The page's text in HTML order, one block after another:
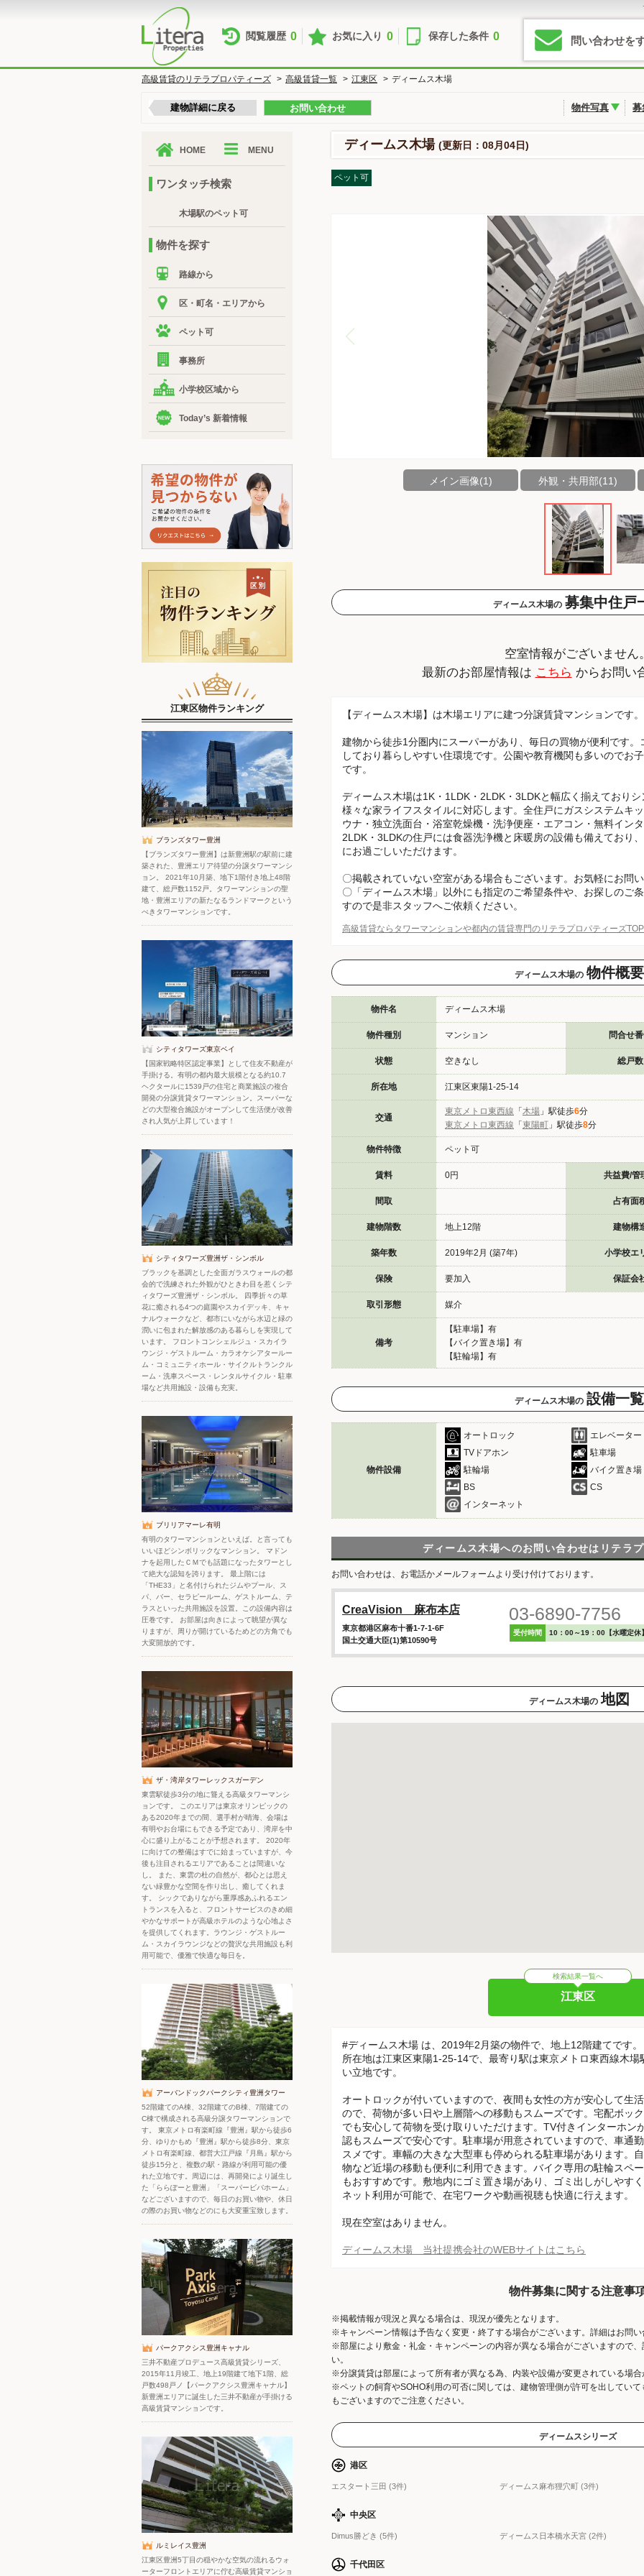
閲覧履歴 0 お気に入り 0 保存した条件 0 問い合わせを
高級賃貸のリテラプロパティーズ > 高級賃貸一覧 > 江東区 > ディームス木場
建物詳細に戻る お問い合わせ 物件写真 募
ディームス木場 (更新日：08月04日)
ペット可
メイン画像(1) 外観・共用部(11)
ディームス木場の 募集中住戸
空室情報がございません
最新のお部屋情報は こちら からお問い
【ディームス木場】は木場エリアに建つ分譲賃貸マンションです。
建物から徒歩1分圏内にスーパーがあり、毎日の買物が便利です
しており暮らしやすい住環境です。公園や教育機関も多いのでお
です。
ディームス木場は1K・1LDK・2LDK・3LDKと幅広く揃えており
様々な家ライフスタイルに対応します。全住戸にガスシステムキ
ウナ・独立洗面台・浴室乾燥機・洗浄便座・エアコン・無料イン
2LDK・3LDKの住戸には食器洗浄機と床暖房の設備も備えており
にお過ごしいただけます。
〇掲載されていない空室がある場合もございます。お気軽にお問
〇「ディームス木場」以外にも指定のご希望条件や、お探しのご
すので是非スタッフへご依頼ください。
高級賃貸ならタワーマンションや都内の賃貸専門のリテラプロパティーズ
ディームス木場の 物件概要
物件名 ディームス木場
物件種別 マンション 問合せ
状態 空きなし 総戸数
所在地 江東区東陽1-25-14
交通
東京メトロ東西線 「木場 」駅徒歩6分
東京メトロ東西線 「東陽町 」駅徒歩8分
物件特徴 ペット可
賃料 0円 共益費/管
間取 占有面
建物階数 地上12階 建物構
築年数 2019年2月 (築7年) 小学校エ
保険 要加入 保証会
取引形態 媒介
備考
【駐車場】有
【バイク置き場】有
【駐輪場】有
ディームス木場の 設備一覧
物件設備
オートロック
エレベーター
TVドアホン
駐車場
駐輪場
バイク置き場
BS
CS
インターネット
ディームス木場へのお問い合わせは リテラ
お問い合わせは、お電話かメールフォームより受け付けております。
CreaVision 麻布本店
東京都港区麻布十番1-7-1-6F
国土交通大臣(1)第10590号
03-6890-7756
受付時間 10：00～19：00【水曜定休
ディームス木場の 地図
検索結果一覧へ
江東区
#ディームス木場 は、2019年2月築の物件で、地上12階建てです。
所在地は江東区東陽1-25-14で、最寄り駅は東京メトロ東西線木
い立地です。
オートロックが付いていますので、夜間も女性の方が安心して生
ので、荷物が多い日や上層階への移動もスムーズです。宅配ボッ
でも安心して荷物を受け取りいただけます。TV付きインターホン
認もスムーズで安心です。駐車場が用意されていますので、車通
スメです。車幅の大きな大型車も停められる駐車場があります。
物など近場の移動も便利に利用できます。バイク専用の駐輪スペ
もおすすめです。敷地内にゴミ置き場があり、ゴミ出しがしやす
ネット利用が可能で、在宅ワークや動画視聴も快適に行えます。
現在空室はありません。
ディームス木場 当社提携会社のWEBサイトはこちら
物件募集に関する注意事
※掲載情報が現況と異なる場合は、現況が優先となります。
※キャンペーン情報は予告なく変更・終了する場合がございます。詳細はお問
※部屋により敷金・礼金・キャンペーンの内容が異なる場合がございますので
い。
※分譲賃貸は部屋によって所有者が異なる為、内装や設備が変更されている場
※ペットの飼育やSOHO利用の可否に関しては、建物管理側が許可を出してい
もございますのでご注意ください。
ディームスシリーズ
港区
エスタート三田 (3件) ディームス麻布狸穴町 (3件)
中央区
Dimus勝どき (5件) ディームス日本橋水天宮 (2件)
千代田区
HOME MENU
ワンタッチ検索
木場駅のペット可
物件を探す
路線から
区・町名・エリアから
ペット可
事務所
小学校区域から
Today’s 新着情報
江東区物件ランキング
ブランズタワー豊洲
【ブランズタワー豊洲】は新豊洲駅の駅前に建
築された、豊洲エリア待望の分譲タワーマンシ
ョン。 2021年10月築、地下1階付き地上48階
建て、総戸数1152戸。タワーマンションの聖
地・豊洲エリアの新たなるランドマークという
べきタワーマンションです。
シティタワーズ東京ベイ
【国家戦略特区認定事業】として住友不動産が
手掛ける。有明の都内最大規模となる約10.7
ヘクタールに1539戸の住宅と商業施設の複合
開発の分譲賃貸タワーマンション。スーパーな
どの大型複合施設がオープンして生活便が改善
され人気が上昇しています！
シティタワーズ豊洲ザ・シンボル
ブラックを基調とした全面ガラスウォールの都
会的で洗練された外観がひときわ目を惹くシテ
ィタワーズ豊洲ザ・シンボル。 四季折々の草
花に癒される4つの庭園やスカイデッキ、キャ
ナルウォークなど、都市にいながら水辺と緑の
潤いに包まれた解放感のある暮らしを実現して
います。 フロントコンシェルジュ・スカイラ
ウンジ・ゲストルーム・カラオケシアタールー
ム・コミュニティホール・サイクルトランクル
ーム・洗車スペース・レンタルサイクル・駐車
場など共用施設・設備も充実。
ブリリアマーレ有明
有明のタワーマンションといえば。と言っても
いいほどシンボリックなマンション。 マドン
ナを起用したＣＭでも話題になったタワーとし
て絶大な認知を誇ります。 最上階には
「THE33」と名付けられたジムやプール、ス
パ、バー、セラピールーム、ゲストルーム、テ
ラスといった共用施設を設置。この設備内容は
圧巻です。 お部屋は向きによって眺望が異な
りますが、周りが開けているためどの方角でも
大変開放的です。
ザ・湾岸タワーレックスガーデン
東雲駅徒歩3分の地に聳える高級タワーマンシ
ョンです。 このエリアは東京オリンピックの
ある2020年までの間、選手村が晴海、会場は
有明やお台場にもできる予定であり、湾岸を中
心に盛り上がることが予想されます。 2020年
に向けての整備はすでに始まっていますが、今
後も注目されるエリアであることは間違いな
し。 また、東雲の杜の自然が、都心とは思え
ない緑豊かな空間を作り出し、癒してくれま
す。 シックでありながら重厚感あふれるエン
トランスを入ると、フロントサービスのきめ細
やかなサポートが高級ホテルのような心地よさ
を提供してくれます。ラウンジ・ゲストルー
ム・スカイラウンジなどの贅沢な共用施設も利
用可能で、優雅で快適な毎日を。
アーバンドックパークシティ豊洲タワー
52階建てのA棟、32階建てのB棟、7階建ての
C棟で構成される高級分譲タワーマンションで
す。 東京メトロ有楽町線『豊洲』駅から徒歩6
分、ゆりかもめ『豊洲』駅から徒歩8分、東京
メトロ有楽町線、都営大江戸線『月島』駅から
徒歩15分と、複数の駅・路線が利用可能の優
れた立地です。周辺には、再開発により誕生し
た「ららぽーと豊洲」「スーパービバホーム」
などございますので、毎日のお買い物や、休日
の際のお買い物などのにも大変重宝致します。
パークアクシス豊洲キャナル
三井不動産プロデュース高級賃貸シリーズ、
2015年11月竣工、地上19階建て地下1階、総
戸数498戸ノ【パークアクシス豊洲キャナル】
新豊洲エリアに誕生した三井不動産が手掛ける
高級賃貸マンションです。
ルミレイス豊洲
江東区豊洲5丁目の穏やかな空気の流れるウォ
ーターフロントエリアに佇む高級賃貸マンショ